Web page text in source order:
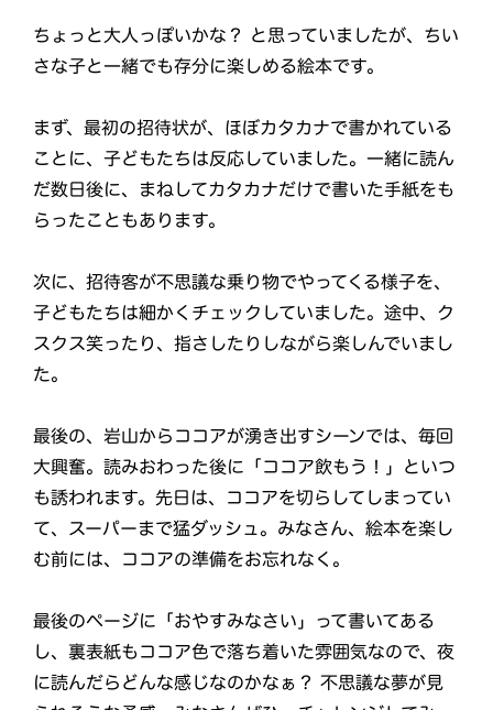
ちょっと大人っぽいかな？ と思っていましたが、ちい
さな子と一緒でも存分に楽しめる絵本です。
まず、最初の招待状が、ほぼカタカナで書かれている
ことに、子どもたちは反応していました。一緒に読ん
だ数日後に、まねしてカタカナだけで書いた手紙をも
らったこともあります。
次に、招待客が不思議な乗り物でやってくる様子を、
子どもたちは細かくチェックしていました。途中、ク
スクス笑ったり、指さしたりしながら楽しんでいまし
た。
最後の、岩山からココアが湧き出すシーンでは、毎回
大興奮。読みおわった後に「ココア飲もう！」といつ
も誘われます。先日は、ココアを切らしてしまってい
て、スーパーまで猛ダッシュ。みなさん、絵本を楽し
む前には、ココアの準備をお忘れなく。
最後のページに「おやすみなさい」って書いてある
し、裏表紙もココア色で落ち着いた雰囲気なので、夜
に読んだらどんな感じなのかなぁ？ 不思議な夢が見